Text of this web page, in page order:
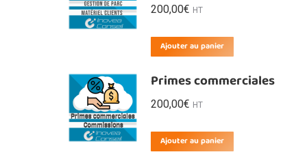
200,00€ HT
Ajouter au panier
Primes commerciales
200,00€ HT
Ajouter au panier